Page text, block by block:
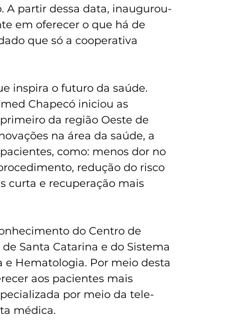
A partir dessa data, inaugurou-
em oferecer o que há de
que só a cooperativa
inspira o futuro da saúde.
Chapecó iniciou as
da região Oeste de
na área da saúde, a
como: menos dor no
redução do risco
curta e recuperação mais
do Centro de
Santa Catarina e do Sistema
Hematologia. Por meio desta
aos pacientes mais
por meio da tele-
médica.